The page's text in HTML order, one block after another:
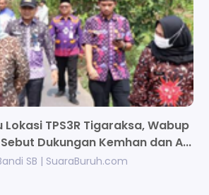
Lokasi TPS3R Tigaraksa, Wabup
Dukungan Kemhan dan A...
SB | SuaraBuruh.com